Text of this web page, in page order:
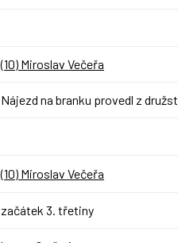
(10) Miroslav Večeřa
Nájezd na branku provedl z
(10) Miroslav Večeřa
začátek 3. třetiny